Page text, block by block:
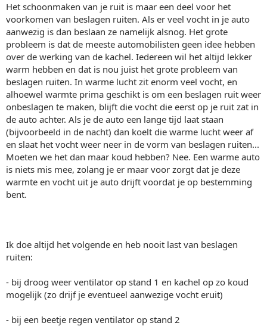
Het schoonmaken van je ruit is maar een deel voor het
voorkomen van beslagen ruiten. Als er veel vocht in je auto
aanwezig is dan beslaan ze namelijk alsnog. Het grote
probleem is dat de meeste automobilisten geen idee hebben
over de werking van de kachel. Iedereen wil het altijd lekker
warm hebben en dat is nou juist het grote probleem van
beslagen ruiten. In warme lucht zit enorm veel vocht, en
alhoewel warmte prima geschikt is om een beslagen ruit weer
onbeslagen te maken, blijft die vocht die eerst op je ruit zat in
de auto achter. Als je de auto een lange tijd laat staan
(bijvoorbeeld in de nacht) dan koelt die warme lucht weer af
en slaat het vocht weer neer in de vorm van beslagen ruiten...
Moeten we het dan maar koud hebben? Nee. Een warme auto
is niets mis mee, zolang je er maar voor zorgt dat je deze
warmte en vocht uit je auto drijft voordat je op bestemming
bent.
Ik doe altijd het volgende en heb nooit last van beslagen
ruiten:
- bij droog weer ventilator op stand 1 en kachel op zo koud
mogelijk (zo drijf je eventueel aanwezige vocht eruit)
- bij een beetje regen ventilator op stand 2